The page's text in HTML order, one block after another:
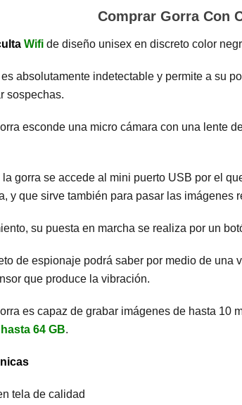
Comprar Gorra Con
Wifi de diseño unisex en discreto color
absolutamente indetectable y permite a su
sospechas.
esconde una micro cámara con una lente
gorra se accede al mini puerto USB por el
y que sirve también para pasar las imágenes
su puesta en marcha se realiza por un
de espionaje podrá saber por medio de
que produce la vibración.
es capaz de grabar imágenes de hasta 10
64 GB.
tela de calidad